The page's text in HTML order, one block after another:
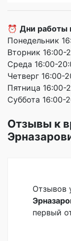
⏰ Дни работы
Понедельник
Вторник 16:00-
Среда 16:00-
Четверг 16:00-
Пятница 16:00-
Суббота 16:00-
Отзывы к
Отзывов
первый